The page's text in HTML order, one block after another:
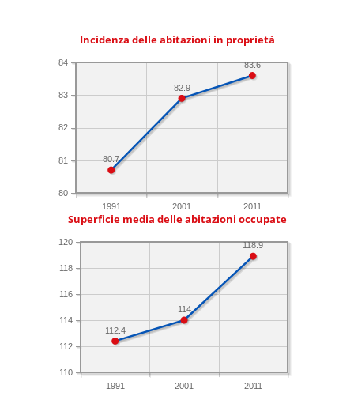
Incidenza delle abitazioni in proprietà
1991 2001 2011
80
81
82
83
84 83.6
82.9
80.7
Superficie media delle abitazioni occupate
1991 2001 2011
110
112
114
116
118
120 118.9
114
112.4